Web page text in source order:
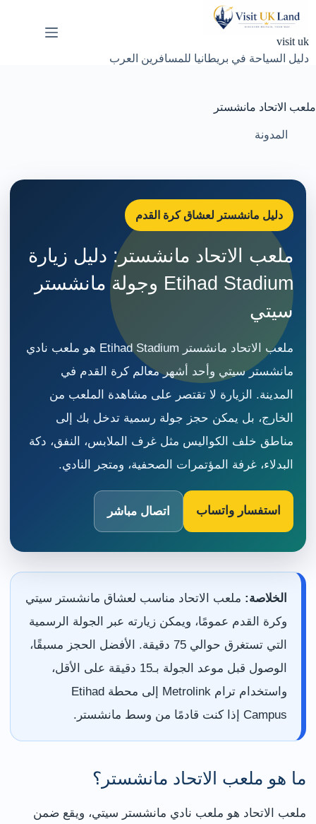
visit uk
دليل السياحة في بريطانيا للمسافرين العرب
ملعب الاتحاد مانشستر
المدونة
دليل مانشستر لعشاق كرة القدم
ملعب الاتحاد مانشستر: دليل زيارة
Etihad Stadium وجولة مانشستر
سيتي
ملعب الاتحاد مانشستر Etihad Stadium هو ملعب نادي
مانشستر سيتي وأحد أشهر معالم كرة القدم في
المدينة. الزيارة لا تقتصر على مشاهدة الملعب من
الخارج، بل يمكن حجز جولة رسمية تدخل بك إلى
مناطق خلف الكواليس مثل غرف الملابس، النفق، دكة
البدلاء، غرفة المؤتمرات الصحفية، ومتجر النادي.
استفسار واتساب اتصال مباشر
الخلاصة: ملعب الاتحاد مناسب لعشاق مانشستر سيتي
وكرة القدم عمومًا، ويمكن زيارته عبر الجولة الرسمية
التي تستغرق حوالي 75 دقيقة. الأفضل الحجز مسبقًا،
الوصول قبل موعد الجولة بـ15 دقيقة على الأقل،
واستخدام ترام Metrolink إلى محطة Etihad
Campus إذا كنت قادمًا من وسط مانشستر.
ما هو ملعب الاتحاد مانشستر؟
ملعب الاتحاد هو ملعب نادي مانشستر سيتي، ويقع ضمن